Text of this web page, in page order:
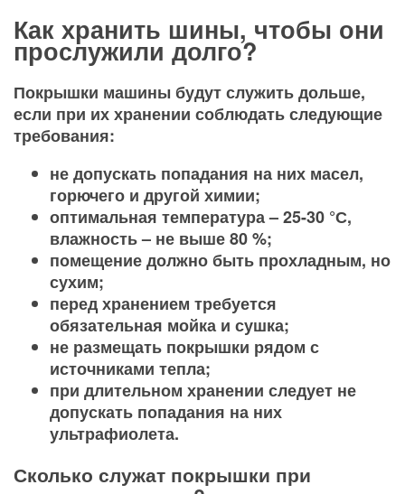
Как хранить шины, чтобы они
прослужили долго?
Покрышки машины будут служить дольше,
если при их хранении соблюдать следующие
требования:
не допускать попадания на них масел,
горючего и другой химии;
оптимальная температура – 25-30 °С,
влажность – не выше 80 %;
помещение должно быть прохладным, но
сухим;
перед хранением требуется
обязательная мойка и сушка;
не размещать покрышки рядом с
источниками тепла;
при длительном хранении следует не
допускать попадания на них
ультрафиолета.
Сколько служат покрышки при